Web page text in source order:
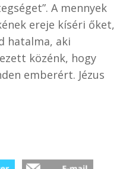
A mennyek
ereje kíséri őket,
hatalma, aki
közénk, hogy
emberért. Jézus